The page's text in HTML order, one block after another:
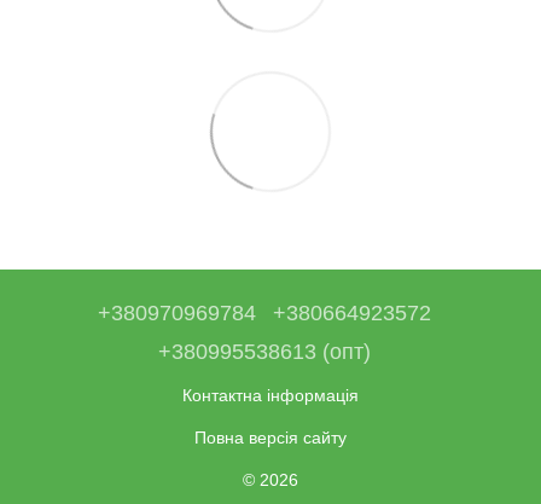
+380970969784
+380664923572
+380995538613 (опт)
Контактна інформація
Повна версія сайту
© 2026